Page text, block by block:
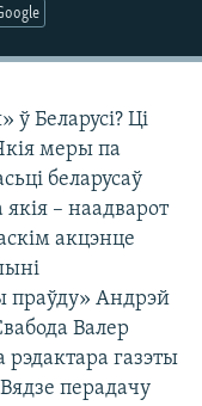
ў Беларусі? Ці
меры па
беларусаў
– наадварот
акцэнце
праўду» Андрэй
Валер
рэдактара газэты
перадачу